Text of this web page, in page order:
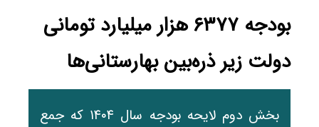
بودجه ۶۳۷۷ هزار میلیارد تومانی
دولت زیر ذره‌بین بهارستانی‌ها
بخش دوم لایحه بودجه سال ۱۴۰۴ که جمع